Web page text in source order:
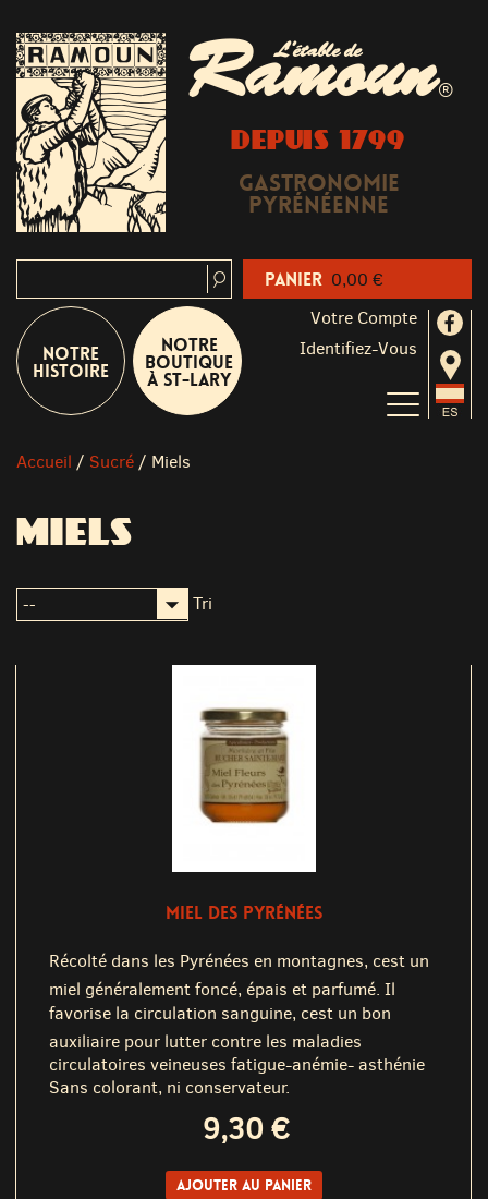
L'étable de
Ramoun®
DEPUIS 1799
Gastronomie
Pyrénéenne
Votre Compte
Identifiez-Vous
Notre
Histoire
Notre
boutique
à St-Lary
Accueil / Sucré / Miels
MIELS
Tri
MIEL DES PYRÉNÉES
Récolté dans les Pyrénées en montagnes, cest un
miel généralement foncé, épais et parfumé. Il
favorise la circulation sanguine, cest un bon
auxiliaire pour lutter contre les maladies
circulatoires veineuses fatigue-anémie- asthénie
Sans colorant, ni conservateur.
9,30 €
Ajouter au panier
Panier 0,00 €